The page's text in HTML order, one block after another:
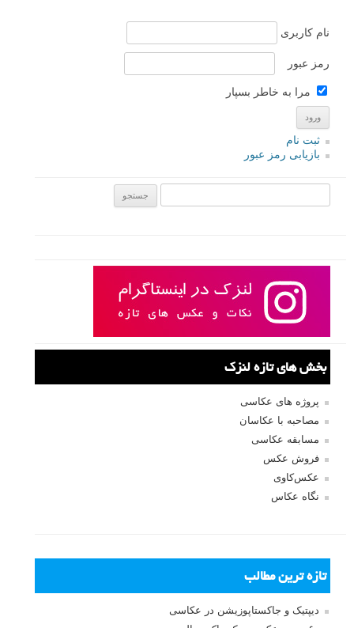
نام کاربری
رمز عبور
مرا به خاطر بسپار
ثبت نام
بازیابی رمز عبور
بخش های تازه لنزک
پروژه های عکاسی
مصاحبه با عکاسان
مسابقه عکاسی
فروش عکس
عکس‌کاوی
نگاه عکاس
تازه ترین مطالب
دیپتیک و جاکستا‌پوزیشن در عکاسی